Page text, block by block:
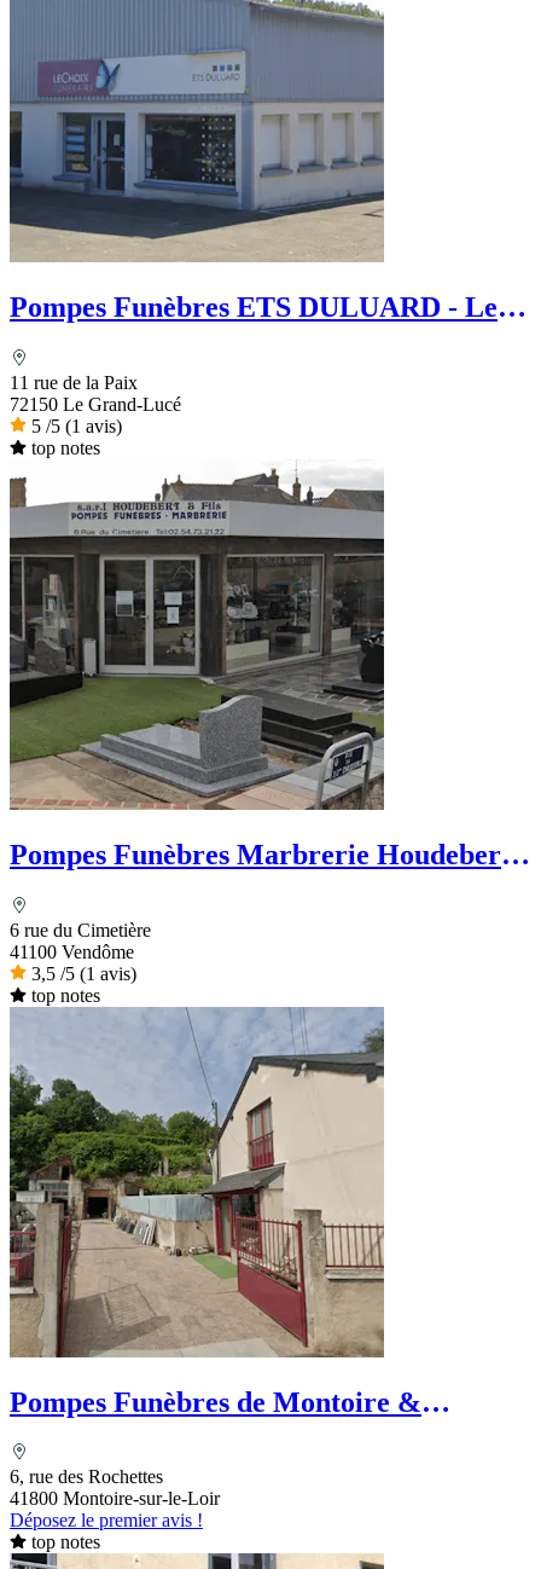
Pompes Funèbres ETS DULUARD - Le
11 rue de la Paix
72150 Le Grand-Lucé
5 /5 (1 avis)
top notes
Pompes Funèbres Marbrerie Houdebert
6 rue du Cimetière
41100 Vendôme
3,5 /5 (1 avis)
top notes
Pompes Funèbres de Montoire &
6, rue des Rochettes
41800 Montoire-sur-le-Loir
Déposez le premier avis !
top notes